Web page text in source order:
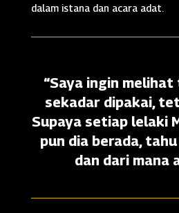
dalam istana dan acara adat.
“Saya ingin
sekadar dipakai,
Supaya setiap lelaki
pun dia berada,
dan dari mana